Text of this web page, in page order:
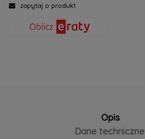
zapytaj o produkt
Opis
Dane techniczne